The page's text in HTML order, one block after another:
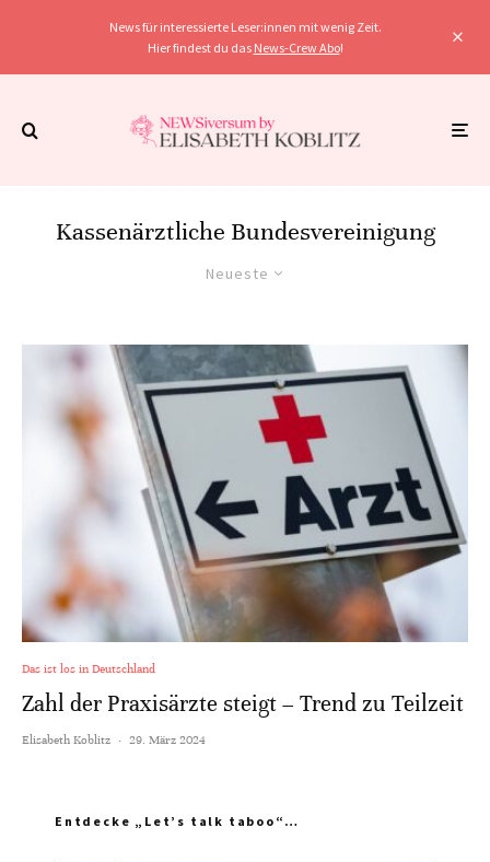
News für interessierte Leser:innen mit wenig Zeit.
Hier findest du das News-Crew Abo!
Kassenärztliche Bundesvereinigung
Neueste
Das ist los in Deutschland
Zahl der Praxisärzte steigt – Trend zu Teilzeit
Elisabeth Koblitz · 29. März 2024
Entdecke „Let’s talk taboo“…